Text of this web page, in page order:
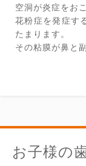
空洞が炎症をお
花粉症を発症す
たまります。
その粘膜が鼻と
お子様の